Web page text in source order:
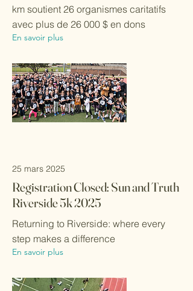
km soutient 26 organismes caritatifs
avec plus de 26 000 $ en dons
En savoir plus
25 mars 2025
Registration Closed: Sun and Truth
Riverside 5k 2025
Returning to Riverside: where every
step makes a difference
En savoir plus